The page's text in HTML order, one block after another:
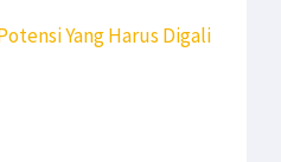
Yang Harus Digali